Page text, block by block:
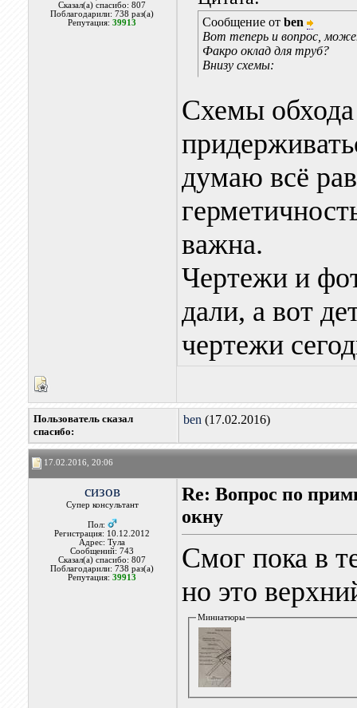
Сказал(а) спасибо: 807
Поблагодарили: 738 раз(а)
Репутация:39913 Сообщение от ben
Вот теперь и вопрос,
Факро оклад для труб?
Внизу схемы:
Схемы обхода
думаю всё
важна.
Чертежи и
дали, а вот
чертежи
Пользователь сказал
cпасибо:
ben (17.02.2016)
17.02.2016, 20:06
сизов
Супер консультант
Пол:
Регистрация: 10.12.2012
Адрес: Тула
Сообщений: 743
Сказал(а) спасибо: 807
Поблагодарили: 738 раз(а)
Репутация:39913
Re: Вопрос по
окну
Смог пока в
но это
Миниатюры